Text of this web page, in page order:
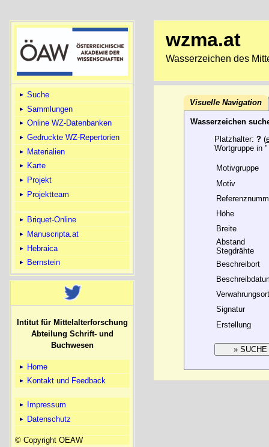
Suche
Sammlungen
Online WZ-Datenbanken
Gedruckte WZ-Repertorien
Materialien
Karte
Projekt
Projektteam
Briquet-Online
Manuscripta.at
Hebraica
Bernstein
Intitut für Mittelalterforschung
Abteilung Schrift- und
Buchwesen
Home
Kontakt und Feedback
Impressum
Datenschutz
© Copyright OEAW
wzma.at
Wasserzeichen des
Visuelle Navigation
Wasserzeichen
Platzhalter: ?(
Wortgruppe in
Motivgruppe
Motiv
Höhe
Breite
Abstand
Stegdrähte
Beschreibort
Verwahrungsort
Signatur
Erstellung